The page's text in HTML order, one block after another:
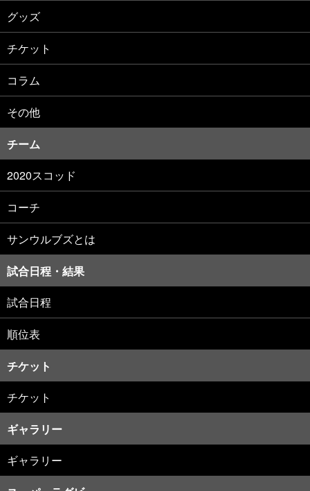
グッズ
チケット
コラム
その他
チーム
2020スコッド
コーチ
サンウルブズとは
試合日程・結果
試合日程
順位表
チケット
チケット
ギャラリー
ギャラリー